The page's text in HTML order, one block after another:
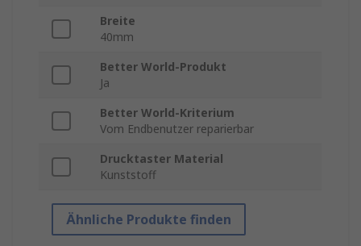
Breite
40mm
Better World-Produkt
Ja
Better World-Kriterium
Vom Endbenutzer reparierbar
Drucktaster Material
Kunststoff
Ähnliche Produkte finden